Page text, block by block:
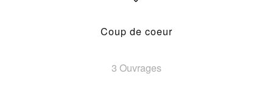
Coup de coeur
3 Ouvrages